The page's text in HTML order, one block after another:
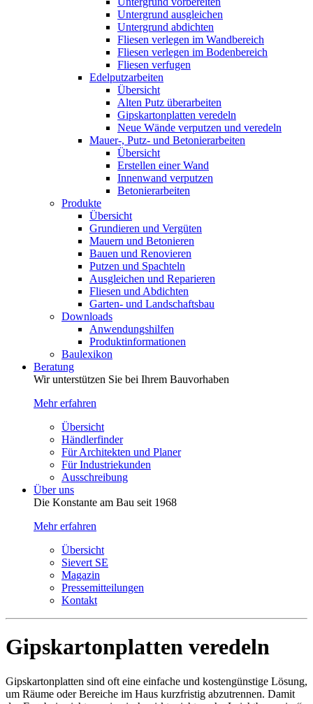
Untergrund ausgleichen
Untergrund abdichten
Fliesen verlegen im Wandbereich
Fliesen verlegen im Bodenbereich
Fliesen verfugen
Edelputzarbeiten
Übersicht
Alten Putz überarbeiten
Gipskartonplatten veredeln
Neue Wände verputzen und veredeln
Mauer-, Putz- und Betonierarbeiten
Übersicht
Erstellen einer Wand
Innenwand verputzen
Betonierarbeiten
Produkte
Übersicht
Grundieren und Vergüten
Mauern und Betonieren
Bauen und Renovieren
Putzen und Spachteln
Ausgleichen und Reparieren
Fliesen und Abdichten
Garten- und Landschaftsbau
Downloads
Anwendungshilfen
Produktinformationen
Baulexikon
Beratung
Wir unterstützen Sie bei Ihrem Bauvorhaben
Mehr erfahren
Übersicht
Händlerfinder
Für Architekten und Planer
Für Industriekunden
Ausschreibung
Über uns
Die Konstante am Bau seit 1968
Mehr erfahren
Übersicht
Sievert SE
Magazin
Pressemitteilungen
Kontakt
Gipskartonplatten veredeln
Gipskartonplatten sind oft eine einfache und kostengünstige Lösung,
um Räume oder Bereiche im Haus kurzfristig abzutrennen. Damit